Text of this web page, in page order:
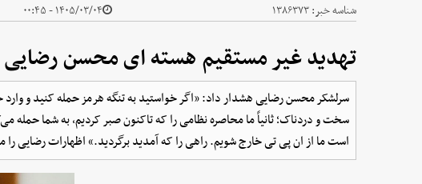
شناسه خبر:۱۳۸۶۳۷۳ ۱۴۰۵/۰۳/۰۴ - ۰۰:۴۵
تهدید غیر مستقیم هسته ای محسن رضایی
سرلشکر محسن رضایی هشدار داد: «اگر خواستید به تنگه هرمز حمله کنید و
سخت و دردناک؛ ثانیاً ما محاصره نظامی را که تاکنون صبر کردیم، به شما حمله
است ما از ان پی تی خارج شویم. راهی را که آمدید برگردید.» اظهارات رضایی